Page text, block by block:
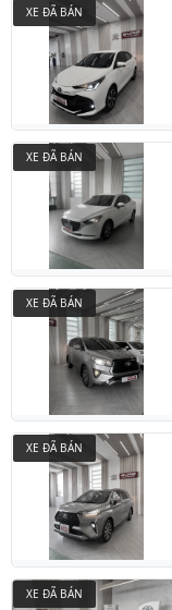
XE ĐÃ BÁN
XE ĐÃ BÁN
XE ĐÃ BÁN
XE ĐÃ BÁN
XE ĐÃ BÁN